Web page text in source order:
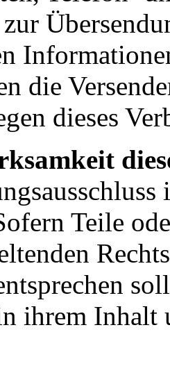
die
dieses
Teile
ihrem